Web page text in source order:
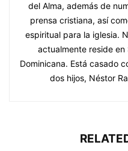
del Alma, además de
prensa cristiana, así
espiritual para la iglesia.
actualmente reside en
Dominicana. Está casado
dos hijos, Néstor